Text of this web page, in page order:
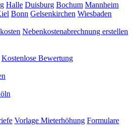
Halle Duisburg Bochum Mannheim
Bonn Gelsenkirchen Wiesbaden
Nebenkostenabrechnung erstellen
Kostenlose Bewertung
Vorlage Mieterhöhung Formulare